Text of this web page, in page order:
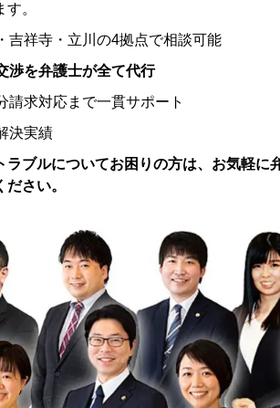
。
吉祥寺・立川の4拠点で相談可能
渉を弁護士が全て代行
請求対応まで一貫サポート
決実績
ラブルについてお困りの方は、お気軽に
さい。